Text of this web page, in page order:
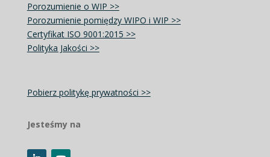
Porozumienie o WIP >>
Porozumienie pomiędzy WIPO i WIP >>
Certyfikat ISO 9001:2015 >>
Polityka Jakości >>
Pobierz politykę prywatności >>
Jesteśmy na